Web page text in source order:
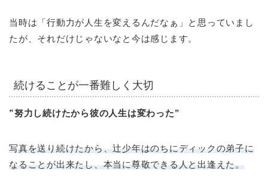
当時は「行動力が人生を変えるんだなぁ」と思っていまし
たが、それだけじゃないなと今は感じます。
続けることが一番難しく大切
”努力し続けたから彼の人生は変わった”
写真を送り続けたから、辻少年はのちにディックの弟子に
なることが出来たし、本当に尊敬できる人と出逢えた。